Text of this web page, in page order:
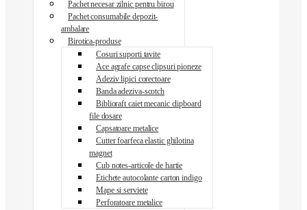
Pachet necesar zilnic pentru birou
Pachet consumabile depozit-
ambalare
Birotica-produse
Cosuri suporti tavite
Ace agrafe capse clipsuri pioneze
Adeziv lipici corectoare
Banda adeziva-scotch
Biblioraft caiet mecanic clipboard
file dosare
Capsatoare metalice
Cutter foarfeca elastic ghilotina
magnet
Cub notes-articole de hartie
Etichete autocolante carton indigo
Mape si serviete
Perforatoare metalice